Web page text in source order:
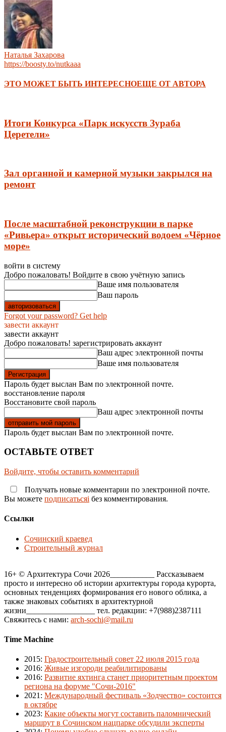
Наталья Захарова
https://boosty.to/nutkaaa
ЭТО МОЖЕТ БЫТЬ ИНТЕРЕСНОЕЩЕ ОТ АВТОРА
Итоги Конкурса «Парк искусств Зураба
Церетели»
Зал органной и камерной музыки закрылся на
ремонт
После масштабной реконструкции в парке
«Ривьера» открыт исторический водоем «Чёрное
море»
войти в систему
Добро пожаловать! Войдите в свою учётную запись
Ваше имя пользователя
Ваш пароль
Forgot your password? Get help
завести аккаунт
завести аккаунт
Добро пожаловать! зарегистрировать аккаунт
Ваш адрес электронной почты
Ваше имя пользователя
Пароль будет выслан Вам по электронной почте.
восстановление пароля
Восстановите свой пароль
Ваш адрес электронной почты
Пароль будет выслан Вам по электронной почте.
ОСТАВЬТЕ ОТВЕТ
Войдите, чтобы оставить комментарий
Получать новые комментарии по электронной почте.
Вы можете подписатьсяi без комментирования.
Ссылки
Сочинский краевед
Строительный журнал
16+ © Архитектура Сочи 2026___________ Рассказываем
просто и интересно об истории архитектуры города курорта,
основных тенденциях формирования его нового облика, а
также знаковых событиях в архитектурной
жизни_________________ тел. редакции: +7(988)2387111
Свяжитесь с нами: arch-sochi@mail.ru
Time Machine
2015: Градостроительный совет 22 июля 2015 года
2016: Живые изгороди реабилитированы
2016: Развитие яхтинга станет приоритетным проектом
региона на форуме "Сочи-2016"
2021 : Международный фестиваль «Зодчество» состоится
в октябре
2023: Какие объекты могут составить паломнический
маршрут в Сочинском нацпарке обсудили эксперты